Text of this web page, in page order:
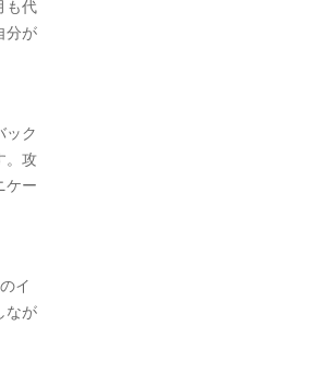
も代
分が
ック
。攻
ケー
イ
なが